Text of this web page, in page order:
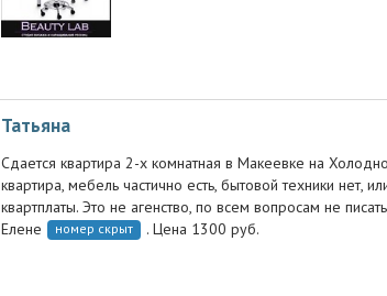
Татьяна
Сдается квартира 2-х комнатная в Макеевке на
квартира, мебель частично есть, бытовой техники нет,
квартплаты. Это не агенство, по всем вопросам не
Елене
номер скрыт . Цена 1300 руб.